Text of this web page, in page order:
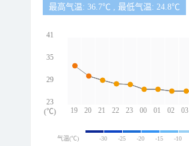
最高气温: 36.7℃ , 最低气温: 24.8℃
19 20 21 22 23 00 01 02 03
41
35
29
23
(℃)
气温(℃) -30 -25 -20 -15 -10